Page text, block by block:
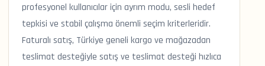
profesyonel kullanıcılar için ayrım modu, sesli hedef
tepkisi ve stabil çalışma önemli seçim kriterleridir.
Faturalı satış, Türkiye geneli kargo ve mağazadan
teslimat desteğiyle satış ve teslimat desteği hızlıca